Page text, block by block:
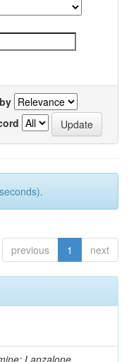
previous 1 next
Lanzalone,